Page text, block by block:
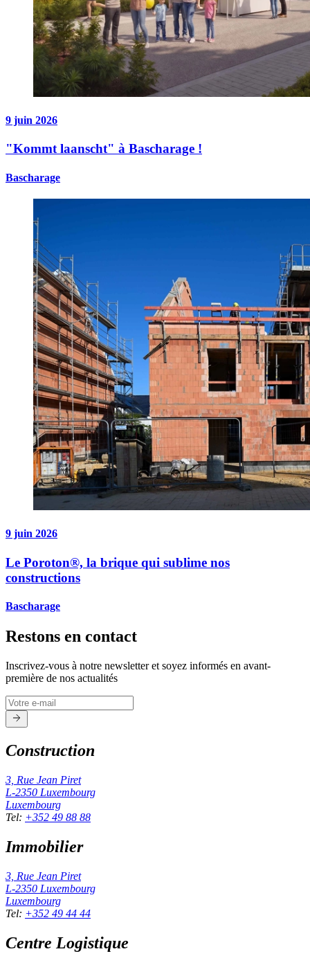
9 juin 2026
"Kommt laanscht" à Bascharage !
Bascharage
9 juin 2026
Le Poroton®, la brique qui sublime nos
constructions
Bascharage
Restons en contact
Inscrivez-vous à notre newsletter et soyez informés en avant-
première de nos actualités
Construction
3, Rue Jean Piret
L-2350 Luxembourg
Luxembourg
Tel: +352 49 88 88
Immobilier
3, Rue Jean Piret
L-2350 Luxembourg
Luxembourg
Tel: +352 49 44 44
Centre Logistique